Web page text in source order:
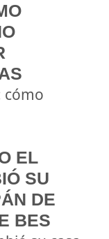
cómo
EL
SU
DE
BES